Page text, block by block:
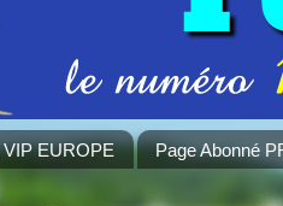
EUROPE Page Abonné